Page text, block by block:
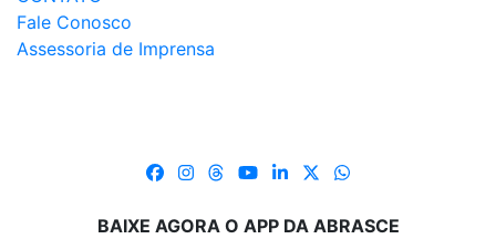
Fale Conosco
Assessoria de Imprensa
BAIXE AGORA O APP DA ABRASCE